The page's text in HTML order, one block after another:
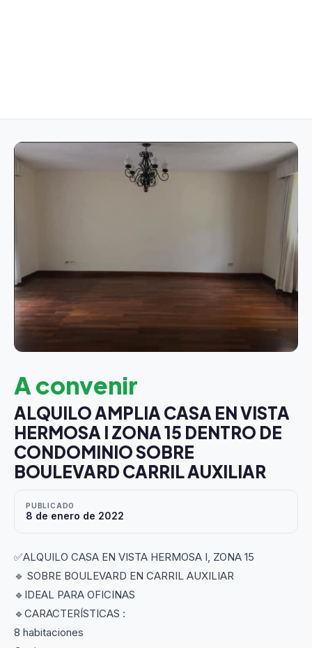
A convenir
ALQUILO AMPLIA CASA EN VISTA
HERMOSA I ZONA 15 DENTRO DE
CONDOMINIO SOBRE
BOULEVARD CARRIL AUXILIAR
PUBLICADO
8 de enero de 2022
✅ALQUILO CASA EN VISTA HERMOSA I, ZONA 15
🔹 SOBRE BOULEVARD EN CARRIL AUXILIAR
🔹IDEAL PARA OFICINAS
🔹CARACTERÍSTICAS :
8 habitaciones